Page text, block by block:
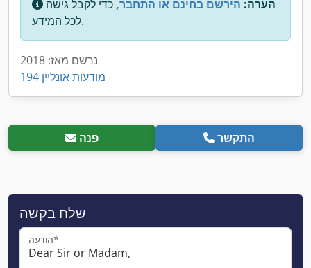
הערה: הירשם בחינם או התחבר, כדי לקבל גישה
לכל המידע.
נרשם מאז: 2018
194 מודעות אונליין
פנה התקשר
שלח בקשה
הודעה*